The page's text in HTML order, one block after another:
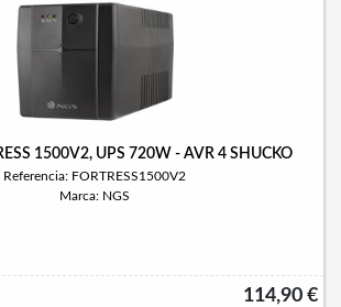
1500V2, UPS 720W - AVR 4 SHUCKO
Referencia: FORTRESS1500V2
Marca: NGS
114,90 €